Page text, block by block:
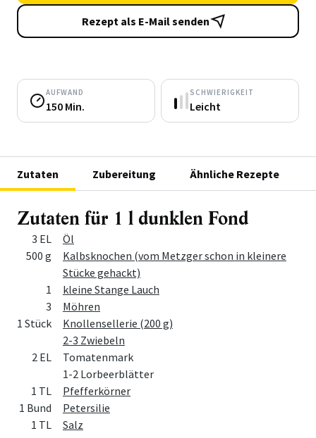
Rezept als E-Mail senden
AUFWAND
150 Min.
SCHWIERIGKEIT
Leicht
Zutaten Zubereitung Ähnliche Rezepte
Zutaten für 1 l dunklen Fond
MengeZutat
3 EL
Öl
500 g
Kalbsknochen (vom Metzger schon in kleinere
Stücke gehackt)
1
kleine Stange Lauch
3
Möhren
1 Stück
Knollensellerie (200 g)
2-3 Zwiebeln
2 EL
Tomatenmark
1-2 Lorbeerblätter
1 TL
Pfefferkörner
1 Bund
Petersilie
1 TL
Salz